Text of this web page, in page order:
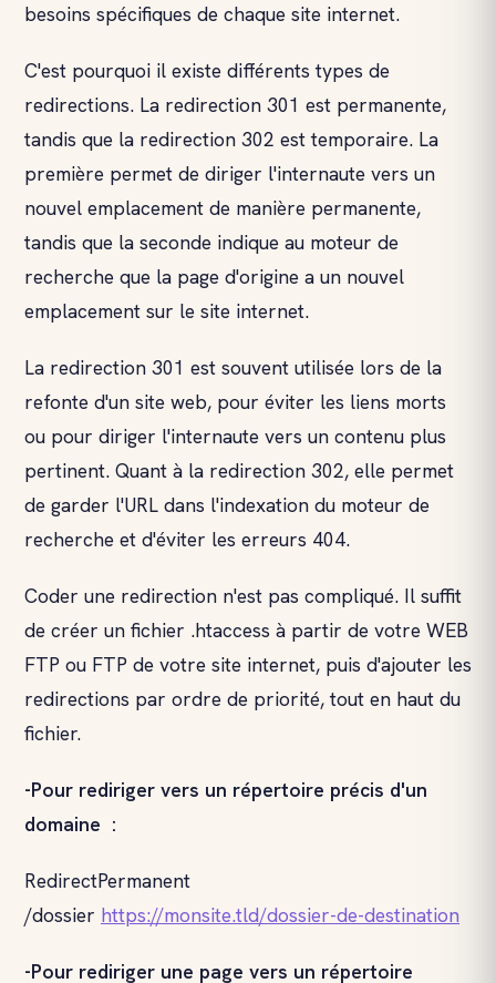
besoins spécifiques de chaque site internet.
C'est pourquoi il existe différents types de
redirections. La redirection 301 est permanente,
tandis que la redirection 302 est temporaire. La
première permet de diriger l'internaute vers un
nouvel emplacement de manière permanente,
tandis que la seconde indique au moteur de
recherche que la page d'origine a un nouvel
emplacement sur le site internet.
La redirection 301 est souvent utilisée lors de la
refonte d'un site web, pour éviter les liens morts
ou pour diriger l'internaute vers un contenu plus
pertinent. Quant à la redirection 302, elle permet
de garder l'URL dans l'indexation du moteur de
recherche et d'éviter les erreurs 404.
Coder une redirection n'est pas compliqué. Il suffit
de créer un fichier .htaccess à partir de votre WEB
FTP ou FTP de votre site internet, puis d'ajouter les
redirections par ordre de priorité, tout en haut du
fichier.
-Pour rediriger vers un répertoire précis d'un
domaine :
RedirectPermanent
/dossier https://monsite.tld/dossier-de-destination
-Pour rediriger une page vers un répertoire